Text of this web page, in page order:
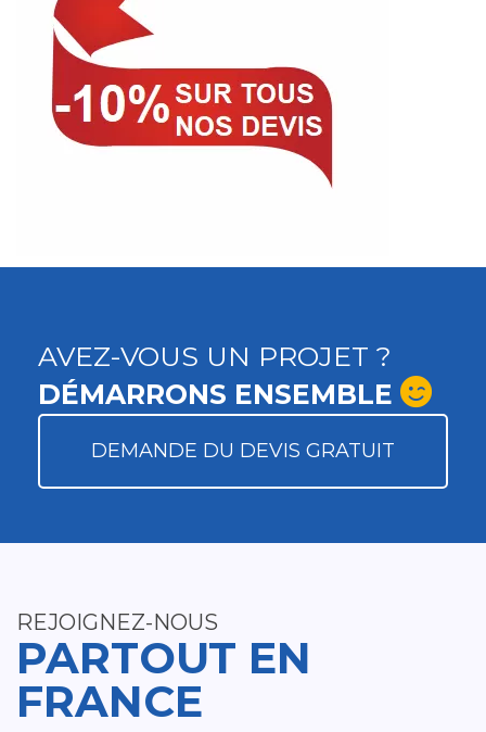
AVEZ-VOUS UN PROJET ?
DÉMARRONS ENSEMBLE
DEMANDE DU DEVIS GRATUIT
REJOIGNEZ-NOUS
PARTOUT EN
FRANCE